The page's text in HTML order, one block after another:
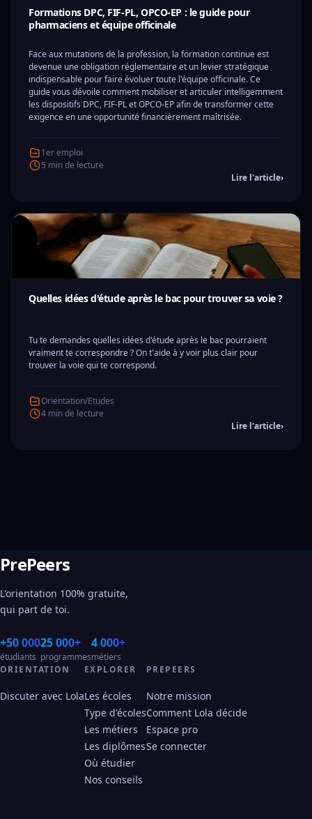
Formations DPC, FIF-PL, OPCO-EP : le guide pour
pharmaciens et équipe officinale
Face aux mutations de la profession, la formation continue est
devenue une obligation réglementaire et un levier stratégique
indispensable pour faire évoluer toute l'équipe officinale. Ce
guide vous dévoile comment mobiliser et articuler intelligemment
les dispositifs DPC, FIF-PL et OPCO-EP afin de transformer cette
exigence en une opportunité financièrement maîtrisée.
1er emploi
5 min de lecture
Lire l'article›
Quelles idées d'étude après le bac pour trouver sa voie ?
Tu te demandes quelles idées d'étude après le bac pourraient
vraiment te correspondre ? On t'aide à y voir plus clair pour
trouver la voie qui te correspond.
Orientation/Etudes
4 min de lecture
Lire l'article›
PrePeers
L'orientation 100% gratuite,
qui part de toi.
+50 000
étudiants
25 000+
programmes
4 000+
métiers
ORIENTATION
Discuter avec Lola
EXPLORER
Les écoles
Type d'écoles
Les métiers
Les diplômes
Où étudier
Nos conseils
PREPEERS
Notre mission
Comment Lola décide
Espace pro
Se connecter